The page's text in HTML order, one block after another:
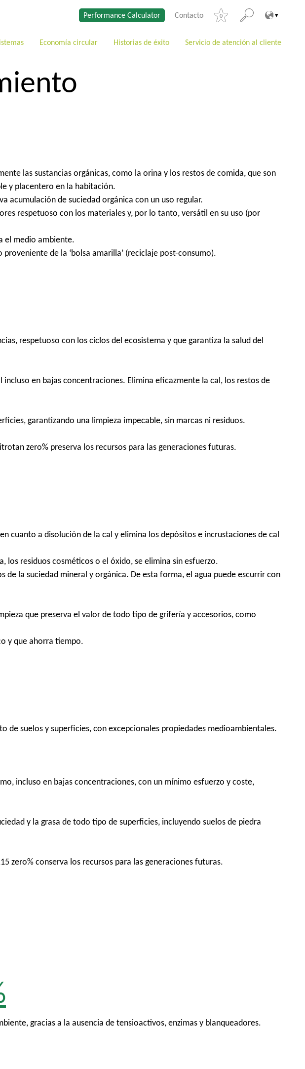
Performance Calculator Contacto 0
Economía circular Historias de éxito Servicio de atención al cliente
las sustancias orgánicas, como la orina y los restos de comida, que son
y placentero en la habitación.
acumulación de suciedad orgánica con un uso regular.
respetuoso con los materiales y, por lo tanto, versátil en su uso (por
el medio ambiente.
de la ‘bolsa amarilla’ (reciclaje post-consumo).
respetuoso con los ciclos del ecosistema y que garantiza la salud del
en bajas concentraciones. Elimina eficazmente la cal, los restos de
garantizando una limpieza impecable, sin marcas ni residuos.
zero% preserva los recursos para las generaciones futuras.
cuanto a disolución de la cal y elimina los depósitos e incrustaciones de cal
los residuos cosméticos o el óxido, se elimina sin esfuerzo.
la suciedad mineral y orgánica. De esta forma, el agua puede escurrir con
que preserva el valor de todo tipo de grifería y accesorios, como
y que ahorra tiempo.
de suelos y superficies, con excepcionales propiedades medioambientales.
incluso en bajas concentraciones, con un mínimo esfuerzo y coste,
y la grasa de todo tipo de superficies, incluyendo suelos de piedra
zero% conserva los recursos para las generaciones futuras.
gracias a la ausencia de tensioactivos, enzimas y blanqueadores.